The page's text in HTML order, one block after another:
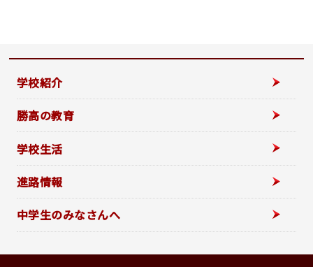
学校紹介
勝高の教育
学校生活
進路情報
中学生のみなさんへ